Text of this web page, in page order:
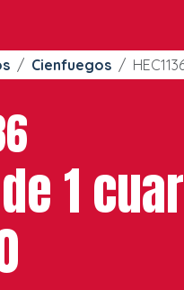
Cienfuegos
1